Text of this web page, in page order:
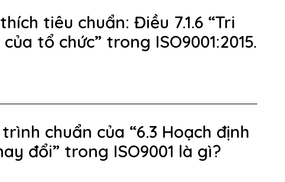
tiêu chuẩn: Điều 7.1.6 “Tri
tổ chức” trong ISO9001:2015.
chuẩn của “6.3 Hoạch định
đổi” trong ISO9001 là gì?